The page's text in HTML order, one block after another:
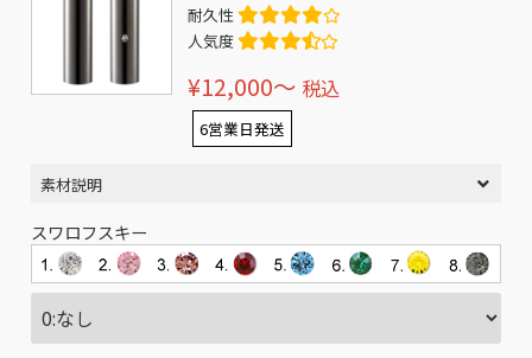
耐久性
人気度
¥12,000〜 税込
6営業日発送
素材説明
スワロフスキー